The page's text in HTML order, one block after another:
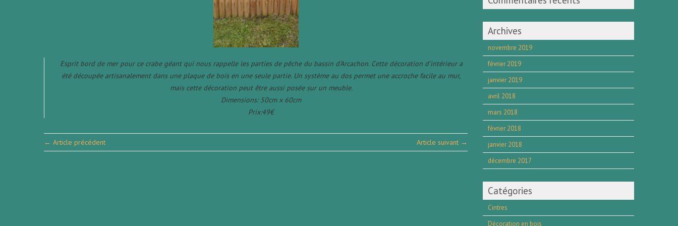
Esprit bord de mer pour ce crabe géant qui nous rappelle les parties de pêche du bassin d’Arcachon. Cette décoration d’intérieur a
été découpée artisanalement dans une plaque de bois en une seule partie. Un système au dos permet une accroche facile au mur,
mais cette décoration peut être aussi posée sur un meuble.
Dimensions: 50cm x 60cm
Prix:49€
← Article précédent Article suivant →
Archives
novembre 2019
février 2019
janvier 2019
avril 2018
mars 2018
février 2018
janvier 2018
décembre 2017
Catégories
Cintres
Décoration en bois